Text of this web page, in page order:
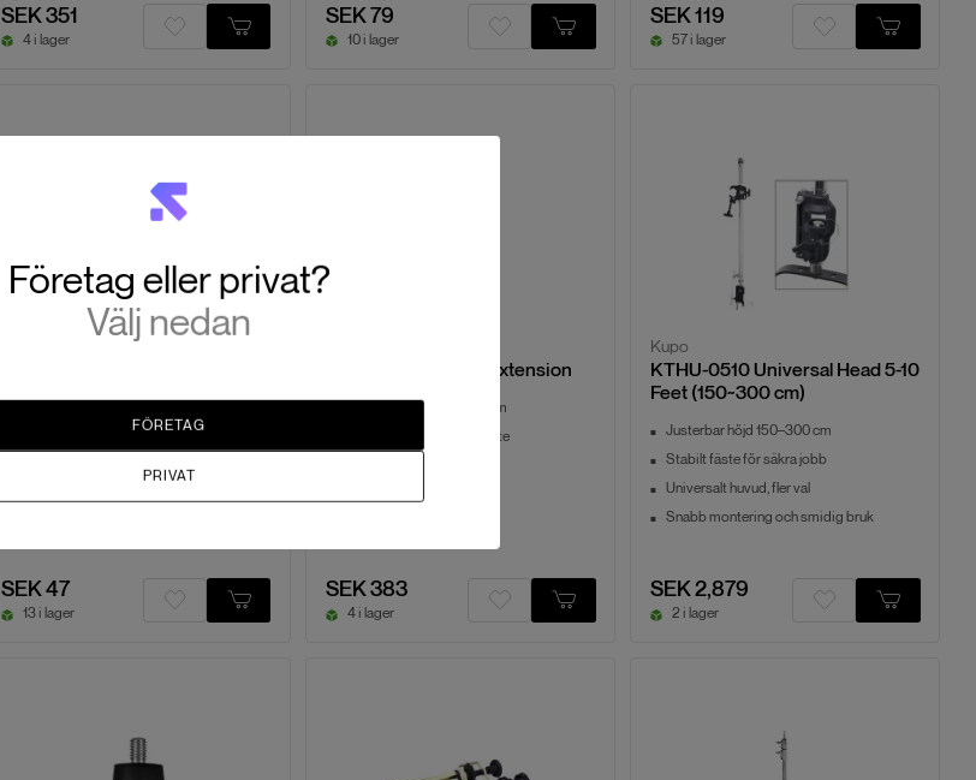
SEK 351
4 i lager
SEK 79
10 i lager
SEK 119
57 i lager
Dubbla gängor för flexibilitet
SEK 47
13 i lager
012 12'' Baby Stand Extension
Förlänger stativ med 30 cm
Passar baby pin/juniorfäste
SEK 383
4 i lager
Kupo
KTHU-0510 Universal Head 5-10
Feet (150~300 cm)
Justerbar höjd 150–300 cm
Stabilt fäste för säkra jobb
Universalt huvud, fler val
Snabb montering och smidig bruk
SEK 2,879
2 i lager
Företag eller privat?
Välj nedan
FÖRETAG
PRIVAT